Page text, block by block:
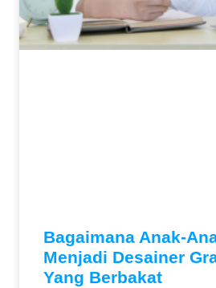
Bagaimana Anak-
Menjadi Desainer
Yang Berbakat